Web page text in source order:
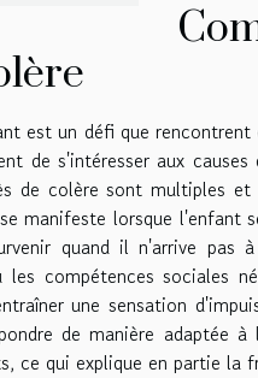
est un défi que
de s'intéresser aux
de colère sont multiples et
manifeste lorsque l'enfant
quand il n'arrive pas
compétences sociales
une sensation
de manière adaptée à
ce qui explique en partie la